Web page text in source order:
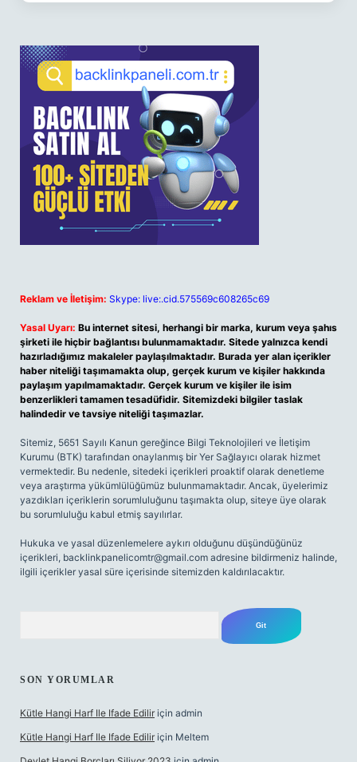
Reklam ve İletişim: Skype: live:.cid.575569c608265c69
Yasal Uyarı: Bu internet sitesi, herhangi bir marka, kurum veya şahıs
şirketi ile hiçbir bağlantısı bulunmamaktadır. Sitede yalnızca kendi
hazırladığımız makaleler paylaşılmaktadır. Burada yer alan içerikler
haber niteliği taşımamakta olup, gerçek kurum ve kişiler hakkında
paylaşım yapılmamaktadır. Gerçek kurum ve kişiler ile isim
benzerlikleri tamamen tesadüfidir. Sitemizdeki bilgiler taslak
halindedir ve tavsiye niteliği taşımazlar.
Sitemiz, 5651 Sayılı Kanun gereğince Bilgi Teknolojileri ve İletişim
Kurumu (BTK) tarafından onaylanmış bir Yer Sağlayıcı olarak hizmet
vermektedir. Bu nedenle, sitedeki içerikleri proaktif olarak denetleme
veya araştırma yükümlülüğümüz bulunmamaktadır. Ancak, üyelerimiz
yazdıkları içeriklerin sorumluluğunu taşımakta olup, siteye üye olarak
bu sorumluluğu kabul etmiş sayılırlar.
Hukuka ve yasal düzenlemelere aykırı olduğunu düşündüğünüz
içerikleri, backlinkpanelicomtr@gmail.com adresine bildirmeniz halinde,
ilgili içerikler yasal süre içerisinde sitemizden kaldırılacaktır.
SON YORUMLAR
Kütle Hangi Harf Ile Ifade Edilir için admin
Kütle Hangi Harf Ile Ifade Edilir için Meltem